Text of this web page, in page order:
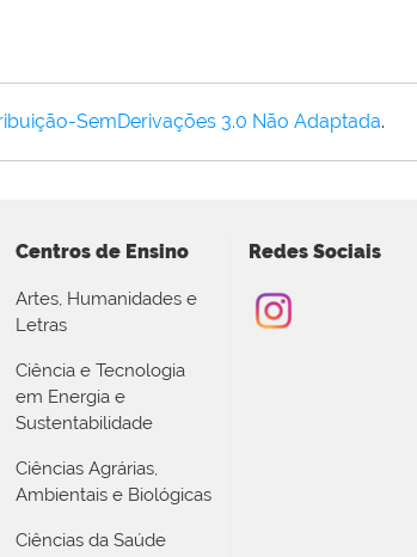
SemDerivações 3.0 Não Adaptada.
Centros de Ensino
Artes, Humanidades e
Letras
Ciência e Tecnologia
em Energia e
Sustentabilidade
Ciências Agrárias,
Ambientais e Biológicas
Ciências da Saúde
Redes Sociais